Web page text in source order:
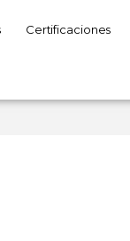
Certificaciones